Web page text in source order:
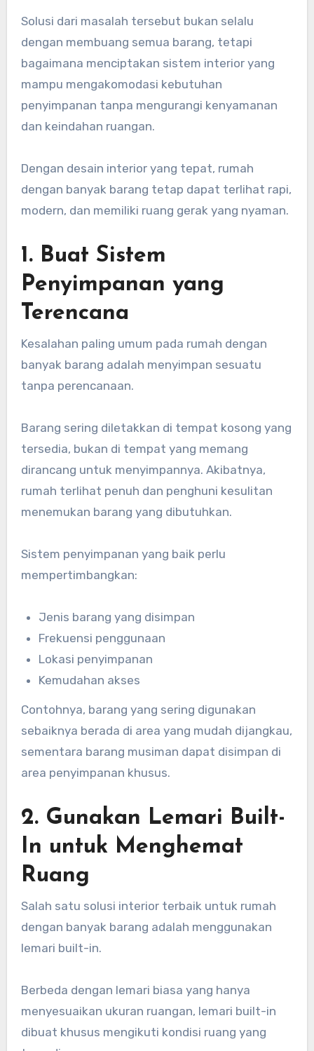
Solusi dari masalah tersebut bukan selalu
dengan membuang semua barang, tetapi
bagaimana menciptakan sistem interior yang
mampu mengakomodasi kebutuhan
penyimpanan tanpa mengurangi kenyamanan
dan keindahan ruangan.
Dengan desain interior yang tepat, rumah
dengan banyak barang tetap dapat terlihat rapi,
modern, dan memiliki ruang gerak yang nyaman.
1. Buat Sistem
Penyimpanan yang
Terencana
Kesalahan paling umum pada rumah dengan
banyak barang adalah menyimpan sesuatu
tanpa perencanaan.
Barang sering diletakkan di tempat kosong yang
tersedia, bukan di tempat yang memang
dirancang untuk menyimpannya. Akibatnya,
rumah terlihat penuh dan penghuni kesulitan
menemukan barang yang dibutuhkan.
Sistem penyimpanan yang baik perlu
mempertimbangkan:
Jenis barang yang disimpan
Frekuensi penggunaan
Lokasi penyimpanan
Kemudahan akses
Contohnya, barang yang sering digunakan
sebaiknya berada di area yang mudah dijangkau,
sementara barang musiman dapat disimpan di
area penyimpanan khusus.
2. Gunakan Lemari Built-
In untuk Menghemat
Ruang
Salah satu solusi interior terbaik untuk rumah
dengan banyak barang adalah menggunakan
lemari built-in.
Berbeda dengan lemari biasa yang hanya
menyesuaikan ukuran ruangan, lemari built-in
dibuat khusus mengikuti kondisi ruang yang